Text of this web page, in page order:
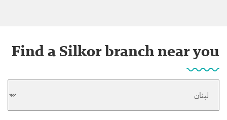
Find a Silkor branch near you